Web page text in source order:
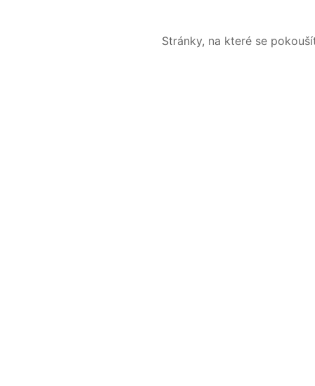
Stránky, na které se